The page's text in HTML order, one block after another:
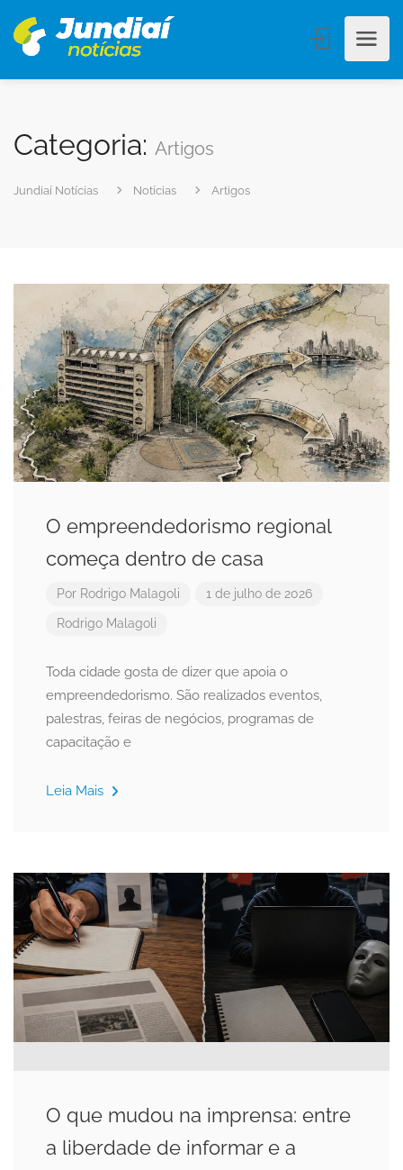
Categoria: Artigos
Jundiaí Notícias Notícias Artigos
O empreendedorismo regional
começa dentro de casa
Por Rodrigo Malagoli 1 de julho de 2026
Rodrigo Malagoli
Toda cidade gosta de dizer que apoia o
empreendedorismo. São realizados eventos,
palestras, feiras de negócios, programas de
capacitação e
Leia Mais
O que mudou na imprensa: entre
a liberdade de informar e a